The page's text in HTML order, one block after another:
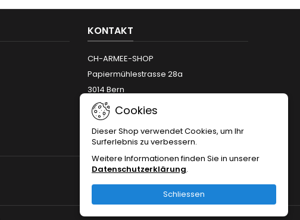
KONTAKT
CH-ARMEE-SHOP
Papiermühlestrasse 28a
3014 Bern
Telefon:+41 (0)31 312 12 66
Email:
Cookies
Dieser Shop verwendet Cookies, um Ihr
Surferlebnis zu verbessern.
Weitere Informationen finden Sie in unserer
Datenschutzerklärung.
Schliessen